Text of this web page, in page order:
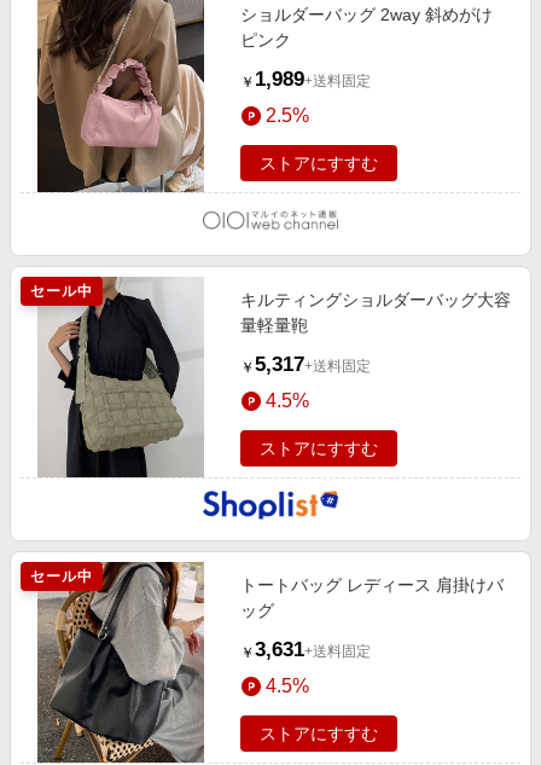
ショルダーバッグ 2way 斜めがけ
ピンク
￥ 1,989+送料固定
2.5%
ストアにすすむ
セール中
キルティングショルダーバッグ大容
量軽量鞄
￥ 5,317+送料固定
4.5%
ストアにすすむ
セール中
トートバッグ レディース 肩掛けバ
ッグ
￥ 3,631+送料固定
4.5%
ストアにすすむ